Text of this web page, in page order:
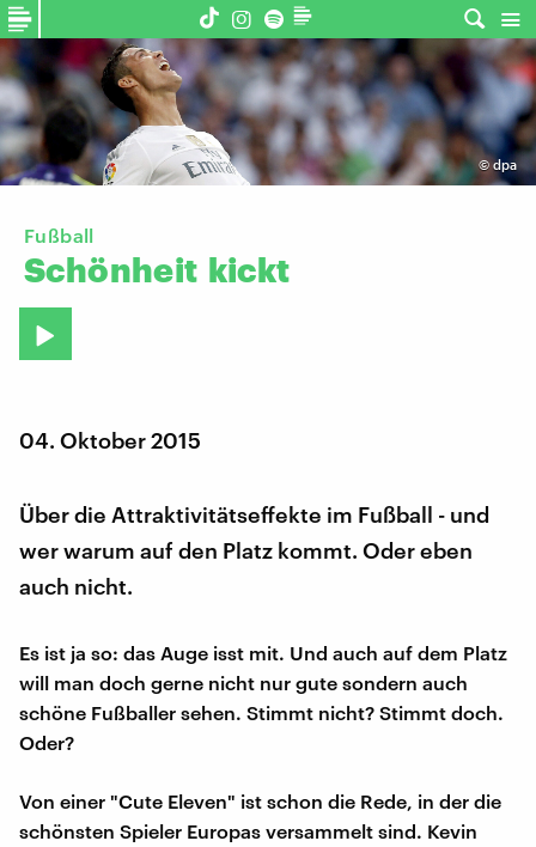
©dpa
Fußball
Schönheit kickt
04. Oktober 2015
Über die Attraktivitätseffekte im Fußball - und
wer warum auf den Platz kommt. Oder eben
auch nicht.
Es ist ja so: das Auge isst mit. Und auch auf dem Platz
will man doch gerne nicht nur gute sondern auch
schöne Fußballer sehen. Stimmt nicht? Stimmt doch.
Oder?
Von einer "Cute Eleven" ist schon die Rede, in der die
schönsten Spieler Europas versammelt sind. Kevin